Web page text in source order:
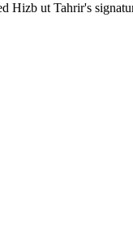
Hizb ut Tahrir's